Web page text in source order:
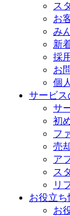
ス
お
み
新
採
お
個
サービス
サ
初
フ
売
ア
ス
リ
お役立ち
お